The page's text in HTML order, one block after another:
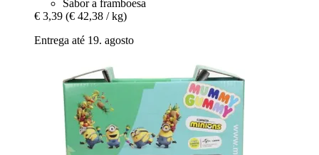
Sabor a framboesa
€ 3,39 (€ 42,38 / kg)
Entrega até 19. agosto